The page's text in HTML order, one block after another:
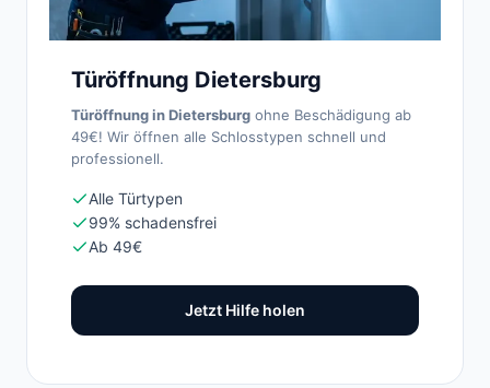
Türöffnung Dietersburg
Türöffnung in Dietersburg ohne Beschädigung ab
49€! Wir öffnen alle Schlosstypen schnell und
professionell.
Alle Türtypen
99% schadensfrei
Ab 49€
Jetzt Hilfe holen